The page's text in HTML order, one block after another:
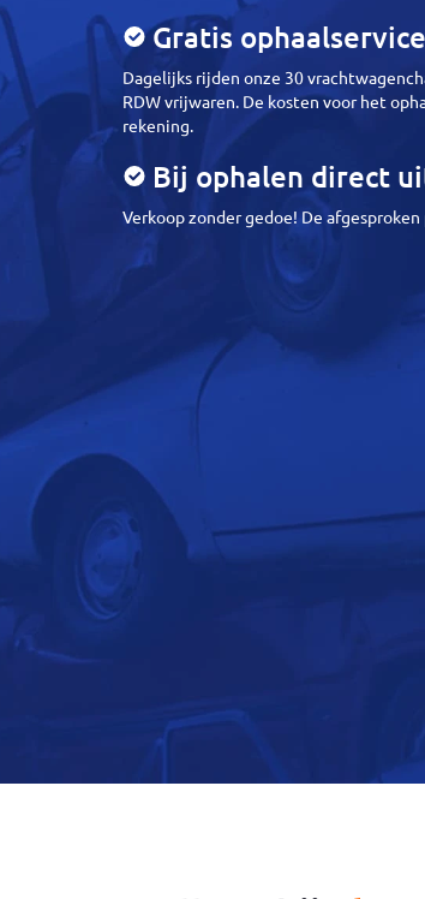
Gratis
Dagelijks rijden onze 30
RDW vrijwaren. De kosten voor het
rekening.
Bij ophalen direct
Verkoop zonder gedoe! De